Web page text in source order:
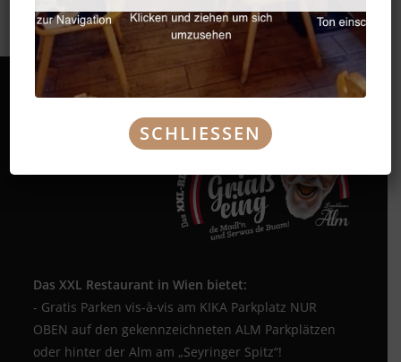
Das XXL Restaurant in Wien bietet:
- Gratis Parken vis-à-vis am KIKA Parkplatz NUR
OBEN auf den gekennzeichneten ALM Parkplätzen
oder hinter der Alm am „Seyringer Spitz“!
SCHLIESSEN